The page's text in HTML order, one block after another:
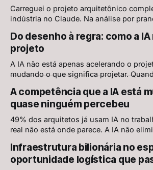
Carreguei o projeto arquitetônico
indústria no Claude. Na análise por
científico de IA em projetos AEC,
mostra onde já existe solução
Do desenho à regra: como a
projeto
A IA não está apenas acelerando o
mudando o que significa projetar.
arquiteto?
A competência que a IA está
quase ninguém percebeu
49% dos arquitetos já usam IA no
real não está onde parece. A IA não
Infraestrutura bilionária no
oportunidade logística que